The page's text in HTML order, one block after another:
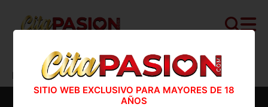
Cita PASION.COM>Escorts>Valencia>Puçol
Erica
SITIO WEB EXCLUSIVO PARA MAYORES DE 18
AÑOS